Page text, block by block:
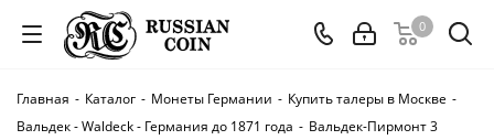
0
Главная - Каталог - Монеты Германии - Купить талеры в Москве -
Вальдек - Waldeck - Германия до 1871 года - Вальдек-Пирмонт 3